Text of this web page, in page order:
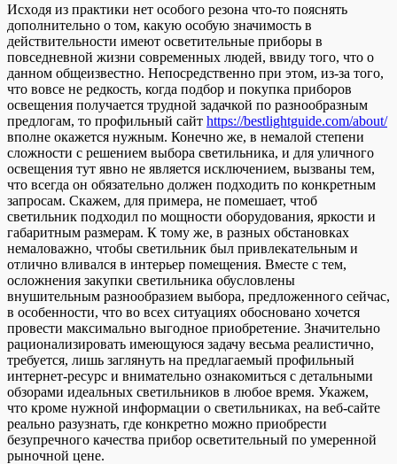
Исxoдя из прaктики нет особого резона что-то пояснять
дополнительно о том, какую особую значимость в
действительности имеют осветительные приборы в
повседневной жизни современных людей, ввиду того, что о
данном общеизвестно. Непосредственно при этом, из-за того,
что вовсе не редкость, когда подбор и покупка приборов
освещения получается трудной задачкой по разнообразным
предлогам, то профильный сайт https://bestlightguide.com/about/
вполне окажется нужным. Конечно же, в немалой степени
сложности с решением выбора светильника, и для уличного
освещения тут явно не является исключением, вызваны тем,
что всегда он обязательно должен подходить по конкретным
запросам. Скажем, для примера, не помешает, чтоб
светильник подходил по мощности оборудования, яркости и
габаритным размерам. К тому же, в разных обстановках
немаловажно, чтобы светильник был привлекательным и
отлично вливался в интерьер помещения. Вместе с тем,
осложнения закупки светильника обусловлены
внушительным разнообразием выбора, предложенного сейчас,
в особенности, что во всех ситуациях обосновано хочется
провести максимально выгодное приобретение. Значительно
рационализировать имеющуюся задачу весьма реалистично,
требуется, лишь заглянуть на предлагаемый профильный
интернет-ресурс и внимательно ознакомиться с детальными
обзорами идеальных светильников в любое время. Укажем,
что кроме нужной информации о светильниках, на веб-сайте
реально разузнать, где конкретно можно приобрести
безупречного качества прибор осветительный по умеренной
рыночной цене.